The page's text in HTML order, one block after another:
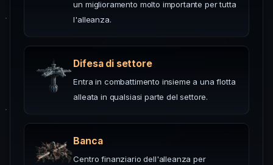
un miglioramento molto importante per tutta
l'alleanza.
Difesa di settore
Entra in combattimento insieme a una flotta
alleata in qualsiasi parte del settore.
Banca
Centro finanziario dell'alleanza per